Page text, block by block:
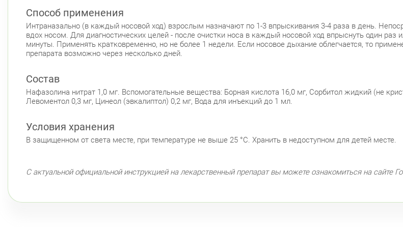
Способ применения
Интраназально (в каждый носовой ход) взрослым назначают по 1-3 впрыскивания 3-4 раза в день.
вдох носом. Для диагностических целей - после очистки носа в каждый носовой ход впрыснуть один раз
минуты. Применять кратковременно, но не более 1 недели. Если носовое дыхание облегчается, то
препарата возможно через несколько дней.
Состав
Нафазолина нитрат 1,0 мг. Вспомогательные вещества: Борная кислота 16,0 мг, Сорбитол жидкий (не
Левоментол 0,3 мг, Цинеол (эвкалиптол) 0,2 мг, Вода для инъекций до 1 мл.
Условия хранения
В защищенном от света месте, при температуре не выше 25 °С. Хранить в недоступном для детей месте.
С актуальной официальной инструкцией на лекарственный препарат вы можете ознакомиться на сайте